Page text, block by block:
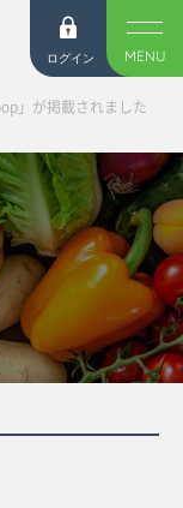
ログイン MENU
」が掲載されました